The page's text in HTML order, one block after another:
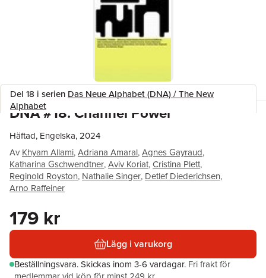
Del 18 i serien Das Neue Alphabet (DNA) / The New
Alphabet
DNA #18: Channel Power
Häftad, Engelska, 2024
Av Khyam Allami,Adriana Amaral,Agnes Gayraud,
Katharina Gschwendtner,Aviv Koriat,Cristina Plett,
Reginold Royston, Nathalie Singer, Detlef Diederichsen,
Arno Raffeiner
179 kr
Lägg i varukorg
Beställningsvara.Skickas inom 3-6 vardagar. Fri frakt för